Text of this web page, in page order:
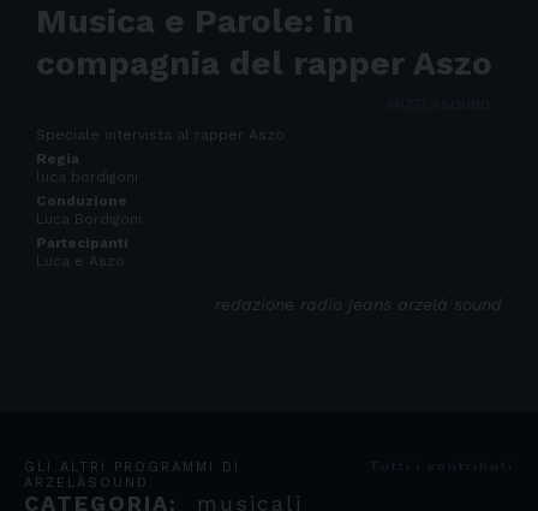
Musica e Parole: in
compagnia del rapper Aszo
Speciale intervista al rapper Aszo
Regia
luca bordigoni
Conduzione
Luca Bordigoni
Partecipanti
Luca e Aszo
redazione radio jeans arzelà sound
GLI ALTRI PROGRAMMI DI
ARZELÀSOUND
CATEGORIA: musicali